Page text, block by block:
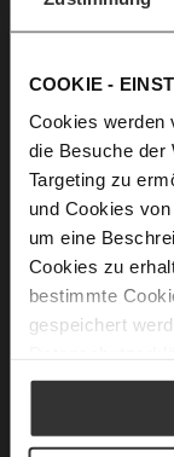
COOKIE -
Cookies werden
die Besuche der
Targeting zu
und Cookies
um eine
Cookies zu
bestimmte
gespeichert
Innenseite sind
getragen oder mit
Details
Mehr
Informationen
Gold zertifiziert)
Optik
Das